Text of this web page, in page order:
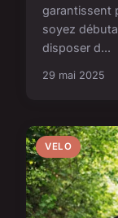
garantissent
soyez
disposer d...
29 mai 2025
VELO